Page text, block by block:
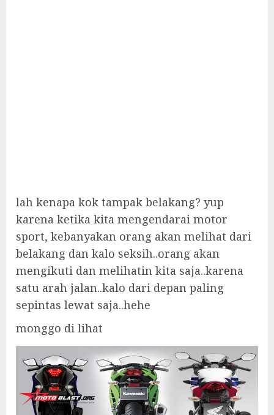
lah kenapa kok tampak belakang? yup
karena ketika kita mengendarai motor
sport, kebanyakan orang akan melihat dari
belakang dan kalo seksih..orang akan
mengikuti dan melihatin kita saja..karena
satu arah jalan..kalo dari depan paling
sepintas lewat saja..hehe
monggo di lihat